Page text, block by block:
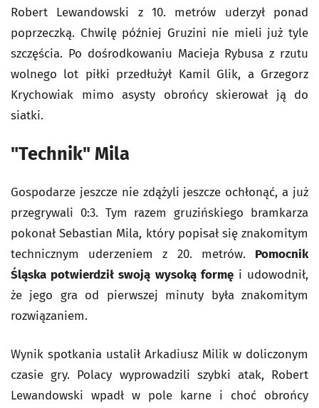
Robert Lewandowski z 10. metrów uderzył ponad
poprzeczką. Chwilę później Gruzini nie mieli już tyle
szczęścia. Po dośrodkowaniu Macieja Rybusa z rzutu
wolnego lot piłki przedłużył Kamil Glik, a Grzegorz
Krychowiak mimo asysty obrońcy skierował ją do
siatki.
"Technik" Mila
Gospodarze jeszcze nie zdążyli jeszcze ochłonąć, a już
przegrywali 0:3. Tym razem gruzińskiego bramkarza
pokonał Sebastian Mila, który popisał się znakomitym
technicznym uderzeniem z 20. metrów. Pomocnik
Śląska potwierdził swoją wysoką formęi udowodnił,
że jego gra od pierwszej minuty była znakomitym
rozwiązaniem.
Wynik spotkania ustalił Arkadiusz Milik w doliczonym
czasie gry. Polacy wyprowadzili szybki atak, Robert
Lewandowski wpadł w pole karne i choć obrońcy